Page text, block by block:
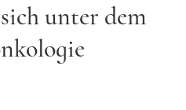
unter dem